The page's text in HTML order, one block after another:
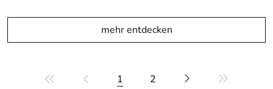
mehr entdecken
1 2